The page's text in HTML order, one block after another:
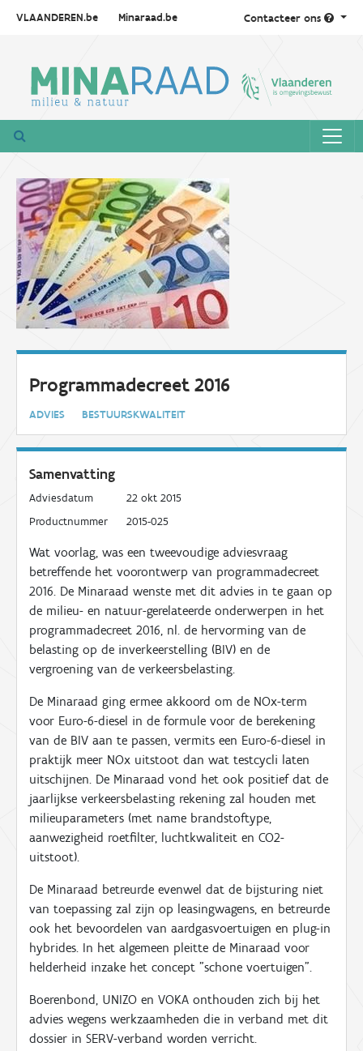
VLAANDEREN.be Minaraad.be Contacteer ons
Programmadecreet 2016
ADVIES BESTUURSKWALITEIT
Samenvatting
Adviesdatum
22 okt 2015
Productnummer
2015-025
Wat voorlag, was een tweevoudige adviesvraag
betreffende het voorontwerp van programmadecreet
2016. De Minaraad wenste met dit advies in te gaan op
de milieu- en natuur-gerelateerde onderwerpen in het
programmadecreet 2016, nl. de hervorming van de
belasting op de inverkeerstelling (BIV) en de
vergroening van de verkeersbelasting.
De Minaraad ging ermee akkoord om de NOx-term
voor Euro-6-diesel in de formule voor de berekening
van de BIV aan te passen, vermits een Euro-6-diesel in
praktijk meer NOx uitstoot dan wat testcycli laten
uitschijnen. De Minaraad vond het ook positief dat de
jaarlijkse verkeersbelasting rekening zal houden met
milieuparameters (met name brandstoftype,
aanwezigheid roetfilter, luchtkwaliteit en CO2-
uitstoot).
De Minaraad betreurde evenwel dat de bijsturing niet
van toepassing zal zijn op leasingwagens, en betreurde
ook het bevoordelen van aardgasvoertuigen en plug-in
hybrides. In het algemeen pleitte de Minaraad voor
helderheid inzake het concept "schone voertuigen".
Boerenbond, UNIZO en VOKA onthouden zich bij het
advies wegens werkzaamheden die in verband met dit
dossier in SERV-verband worden verricht.